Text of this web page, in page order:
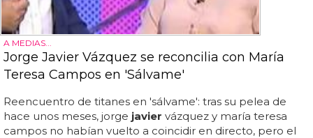
A MEDIAS...
Jorge Javier Vázquez se reconcilia con María
Teresa Campos en 'Sálvame'
Reencuentro de titanes en 'sálvame': tras su pelea de
hace unos meses, jorge javier vázquez y maría teresa
campos no habían vuelto a coincidir en directo, pero el